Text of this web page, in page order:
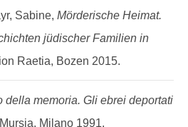
Sabine, Mörderische Heimat.
jüdischer Familien in
Raetia, Bozen 2015.
della memoria. Gli ebrei deportati
Milano 1991.